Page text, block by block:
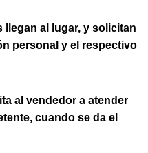
llegan al lugar, y solicitan
personal y el respectivo
al vendedor a atender
cuando se da el